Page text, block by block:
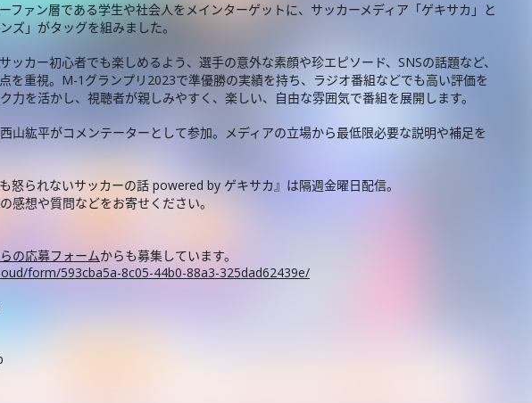
ファン層である学生や社会人をメインターゲットに、サッカーメディア「ゲキサカ」と
ズ」がタッグを組みました。
ッカー初心者でも楽しめるよう、選手の意外な素顔や珍エピソード、SNSの話題など、
を重視。M-1グランプリ2023で準優勝の実績を持ち、ラジオ番組などでも高い評価を
力を活かし、視聴者が親しみやすく、楽しい、自由な雰囲気で番組を展開します。
山紘平がコメンテーターとして参加。メディアの立場から最低限必要な説明や補足を
怒られないサッカーの話 powered by ゲキサカ』は隔週金曜日配信。
感想や質問などをお寄せください。
の応募フォームからも募集しています。
form/593cba5a-8c05-44b0-88a3-325dad62439e/